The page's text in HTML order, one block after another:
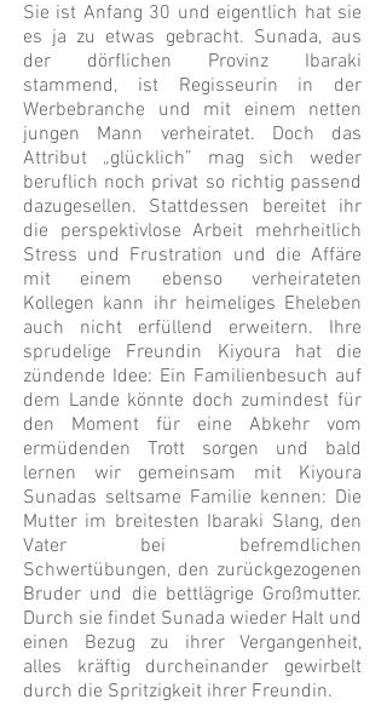
Sie ist Anfang 30 und eigentlich hat sie
es ja zu etwas gebracht. Sunada, aus
der dörflichen Provinz Ibaraki
stammend, ist Regisseurin in der
Werbebranche und mit einem netten
jungen Mann verheiratet. Doch das
Attribut „glücklich” mag sich weder
beruflich noch privat so richtig passend
dazugesellen. Stattdessen bereitet ihr
die perspektivlose Arbeit mehrheitlich
Stress und Frustration und die Affäre
mit einem ebenso verheirateten
Kollegen kann ihr heimeliges Eheleben
auch nicht erfüllend erweitern. Ihre
sprudelige Freundin Kiyoura hat die
zündende Idee: Ein Familienbesuch auf
dem Lande könnte doch zumindest für
den Moment für eine Abkehr vom
ermüdenden Trott sorgen und bald
lernen wir gemeinsam mit Kiyoura
Sunadas seltsame Familie kennen: Die
Mutter im breitesten Ibaraki Slang, den
Vater bei befremdlichen
Schwertübungen, den zurückgezogenen
Bruder und die bettlägrige Großmutter.
Durch sie findet Sunada wieder Halt und
einen Bezug zu ihrer Vergangenheit,
alles kräftig durcheinander gewirbelt
durch die Spritzigkeit ihrer Freundin.